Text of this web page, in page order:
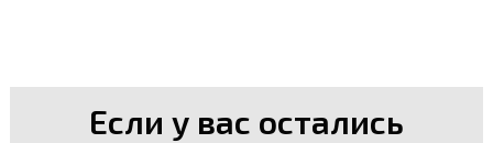
Если у вас остались